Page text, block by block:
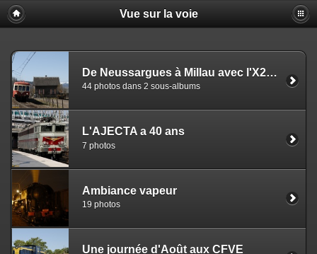
Vue sur la voie
De Neussargues à Millau avec l'X2403
44 photos dans 2 sous-albums
L'AJECTA a 40 ans
7 photos
Ambiance vapeur
19 photos
Une journée d'Août aux CFVE